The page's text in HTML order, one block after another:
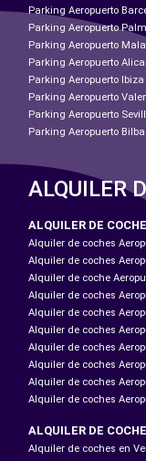
Parking Aeropuerto
Parking Aeropuerto
Parking Aeropuerto
Parking Aeropuerto
Parking Aeropuerto Ibiza
Parking Aeropuerto
Parking Aeropuerto
Parking Aeropuerto
ALQUILER
ALQUILER DE
Alquiler de coches
Alquiler de coches
Alquiler de coche
Alquiler de coches
Alquiler de coches
Alquiler de coches
Alquiler de coches
Alquiler de coches
Alquiler de coches
Alquiler de coches
ALQUILER DE
Alquiler de coches en